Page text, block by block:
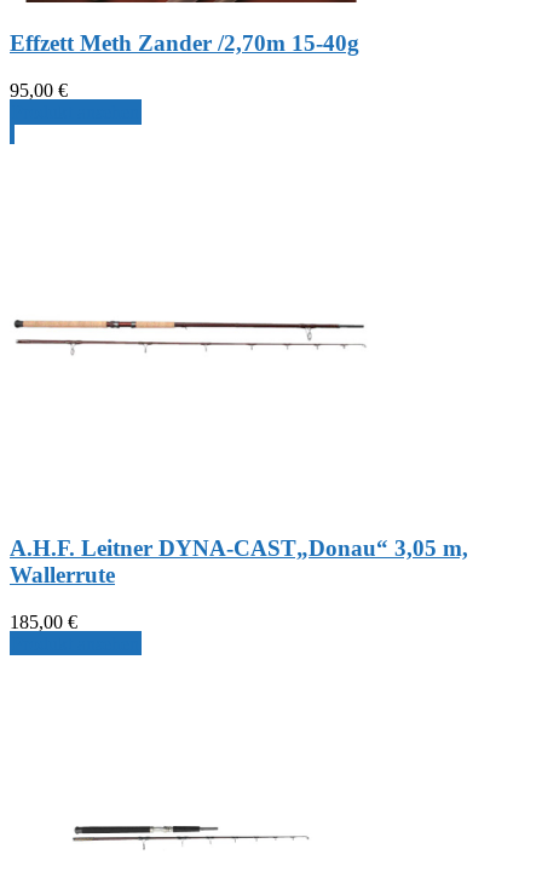
Effzett Meth Zander /2,70m 15-40g
95,00 €
A.H.F. Leitner DYNA-CAST„Donau“ 3,05 m,
Wallerrute
185,00 €